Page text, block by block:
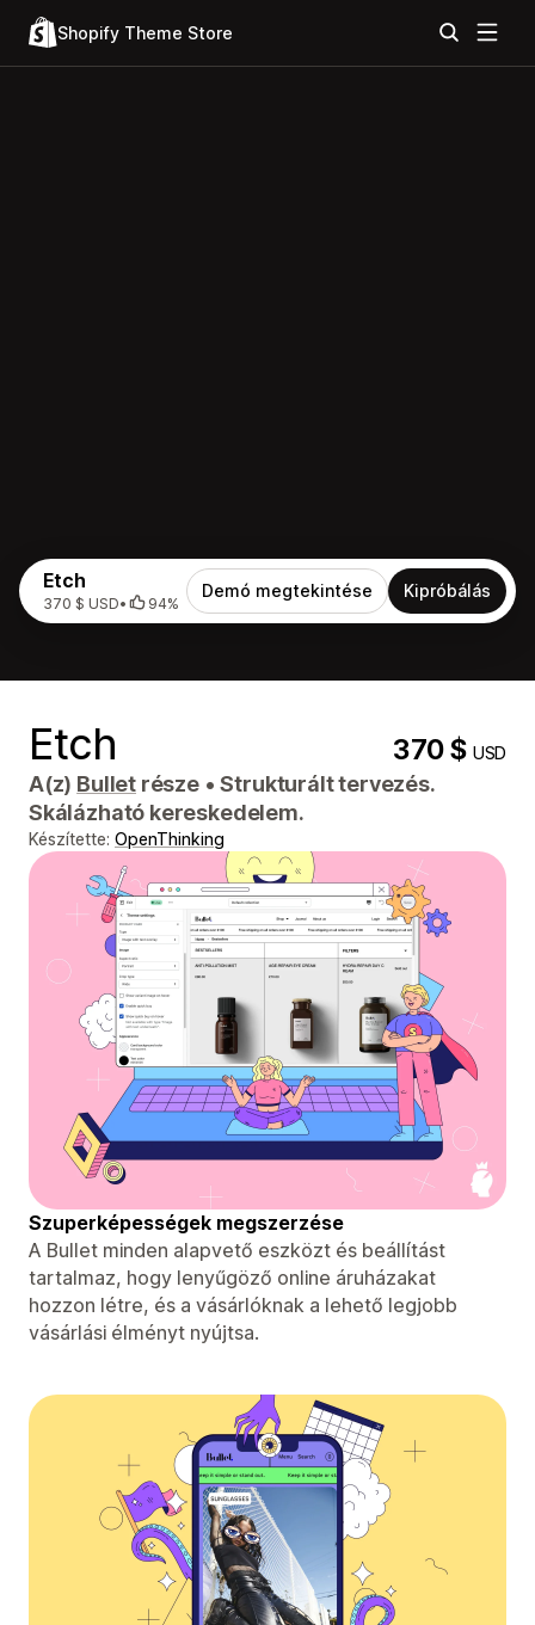
Shopify Theme Store
Etch
370 $ USD• 94%
Demó megtekintése Kipróbálás
Etch 370 $USD
A(z) Bullet része • Strukturált tervezés.
Skálázható kereskedelem.
Készítette: OpenThinking
Szuperképességek megszerzése
A Bullet minden alapvető eszközt és beállítást
tartalmaz, hogy lenyűgöző online áruházakat
hozzon létre, és a vásárlóknak a lehető legjobb
vásárlási élményt nyújtsa.